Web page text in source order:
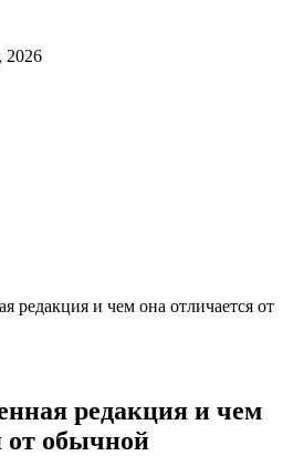
2026
редакция и чем она отличается от
редакция и чем
от обычной